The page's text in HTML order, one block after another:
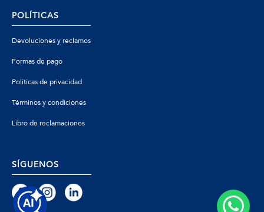
POLÍTICAS
Devoluciones y reclamos
Formas de pago
Políticas de privacidad
Términos y condiciones
Libro de reclamaciones
SÍGUENOS